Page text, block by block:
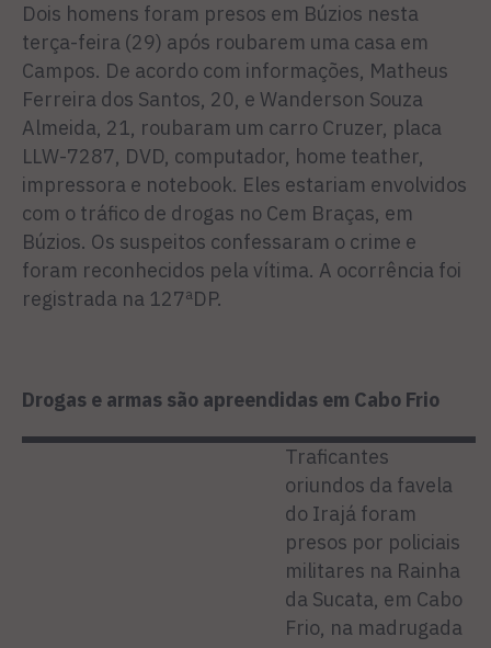
Dois homens foram presos em Búzios nesta
terça-feira (29) após roubarem uma casa em
Campos. De acordo com informações, Matheus
Ferreira dos Santos, 20, e Wanderson Souza
Almeida, 21, roubaram um carro Cruzer, placa
LLW-7287, DVD, computador, home teather,
impressora e notebook. Eles estariam envolvidos
com o tráfico de drogas no Cem Braças, em
Búzios. Os suspeitos confessaram o crime e
foram reconhecidos pela vítima. A ocorrência foi
registrada na 127ªDP.
Drogas e armas são apreendidas em Cabo Frio
Traficantes
oriundos da favela
do Irajá foram
presos por policiais
militares na Rainha
da Sucata, em Cabo
Frio, na madrugada